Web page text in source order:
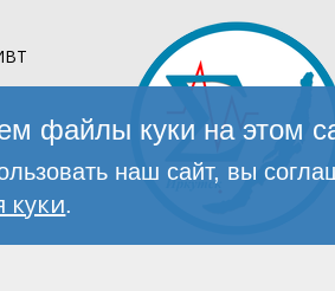
файлы куки на этом
наш сайт, вы
куки.